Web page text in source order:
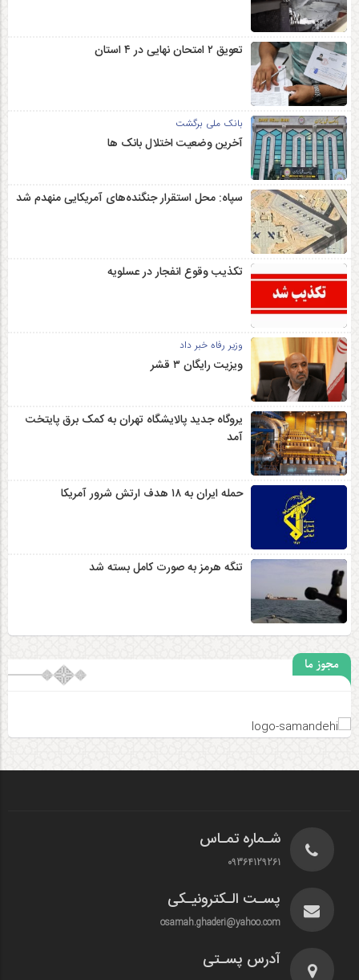
تعویق ۲ امتحان نهایی در ۴ استان
بانک ملی برگشت
آخرین وضعیت اختلال بانک ها
سپاه: محل استقرار جنگنده‌های آمریکایی منهدم شد
تکذیب وقوع انفجار در عسلویه
وزیر رفاه خبر داد
ویزیت رایگان ۳ قشر
یروگاه جدید پالایشگاه تهران به کمک برق پایتخت
آمد
حمله ایران به ۱۸ هدف ارتش شرور آمریکا
تنگه هرمز به صورت کامل بسته شد
مجوز ما
شـماره تمـاس
09364129261
پسـت الـکترونیـکی
osamah.ghaderi@yahoo.com
آدرس پسـتی